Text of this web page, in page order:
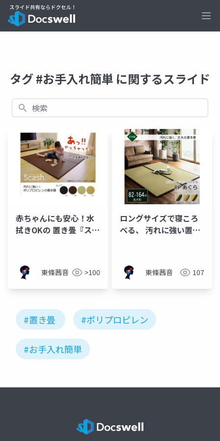
タグ #お手入れ簡単 に関するスライド
検索
赤ちゃんにも安心！水
拭きOKの 置き畳『スカ
東條茜音 >100
ロングサイズで寝ころ
べる、 汚れに強い置き
東條茜音 107
#置き畳 #ポリプロピレン
#お手入れ簡単